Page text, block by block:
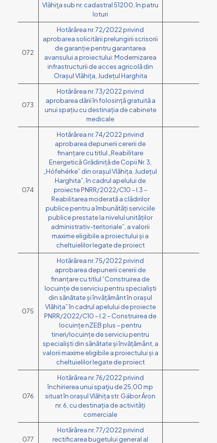
Vlăhiţa sub nr. cadastral 51200, în patru
loturi
072
Hotărârea nr. 72/2022 privind
aprobarea solicitării prelungirii scrisorii
de garanție pentru garantarea
avansului a proiectului: Modernizarea
infrastructurii de acces agricolă din
Orașul Vlăhița, Județul Harghita
073
Hotărârea nr. 73/2022 privind
aprobarea dării în folosință gratuită a
unui spațiu cu destinația de cabinete
medicale
074
Hotărârea nr. 74/2022 privind
aprobarea depunerii cererii de
finanțare cu titlul „Reabilitare
Energetică Grădiniță de Copii Nr. 3,
„Hófehérke” din orașul Vlăhița, Județul
Harghita”, în cadrul apelului de
proiecte PNRR/2022/C10 – I.3 –
Reabilitarea moderată a clădirilor
publice pentru a îmbunătăți serviciile
publice prestate la nivelul unităților
administrativ-teritoriale”, a valorii
maxime eligibile a proiectului și a
cheltuielilor legate de proiect
075
Hotărârea nr. 75/2022 privind
aprobarea depunerii cererii de
finanțare cu titlul ”Construirea de
locuințe de serviciu pentru specialiști
din sănătate și învățământ în orașul
Vlăhița” în cadrul apelului de proiecte
PNRR/2022/C10 – I.2 – Construirea de
locuințe nZEB plus – pentru
tineri/locuințe de serviciu pentru
specialiști din sănătate și învățământ, a
valorii maxime eligibile a proiectului și a
cheltuielilor legate de proiect
076
Hotărârea nr. 76/2022 privind
închirierea unui spaţiu de 25,00 mp
situat în orașul Vlăhița str. Gábor Áron
nr. 6, cu destinația de activități
comerciale
077
Hotărârea nr. 77/2022 privind
rectificarea bugetului general al